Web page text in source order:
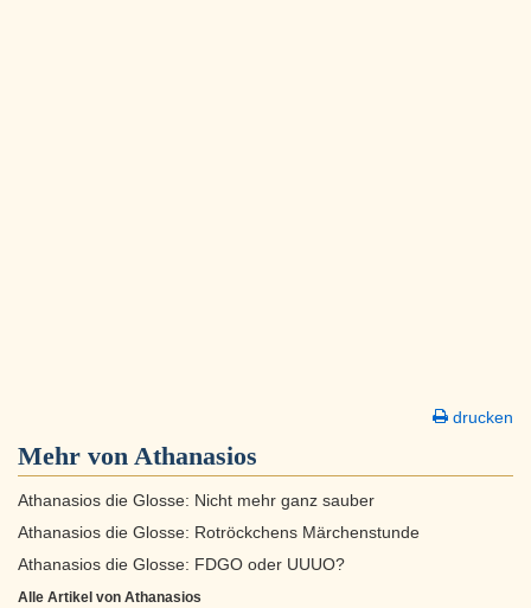
drucken
Mehr von Athanasios
Athanasios die Glosse: Nicht mehr ganz sauber
Athanasios die Glosse: Rotröckchens Märchenstunde
Athanasios die Glosse: FDGO oder UUUO?
Alle Artikel von Athanasios